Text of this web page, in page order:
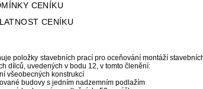
CENÍKU
CENÍKU
položky stavebních prací pro oceňování montáží
dílců, uvedených v bodu 12, v tomto členění:
všeobecných konstrukcí
budovy s jedním nadzemním podlažím